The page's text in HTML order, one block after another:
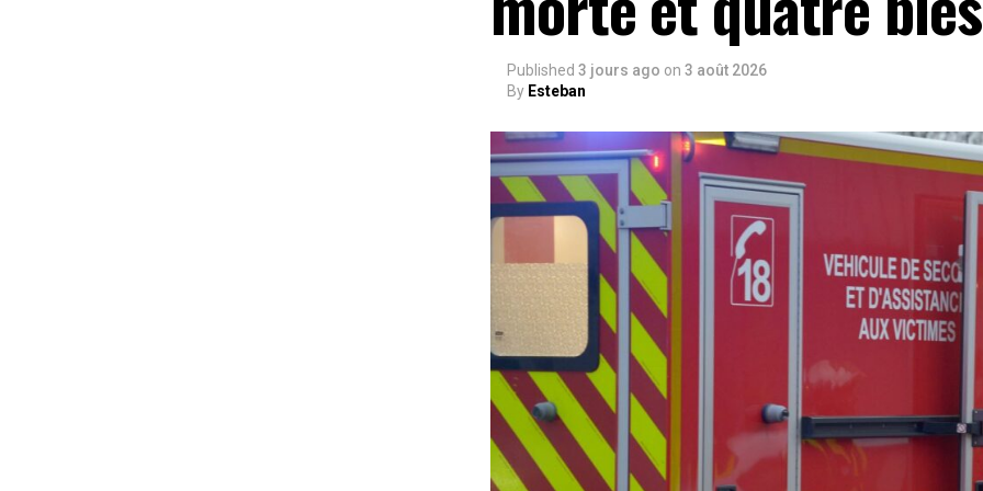
Published 3 jours ago on 3 août 2026
By Esteban